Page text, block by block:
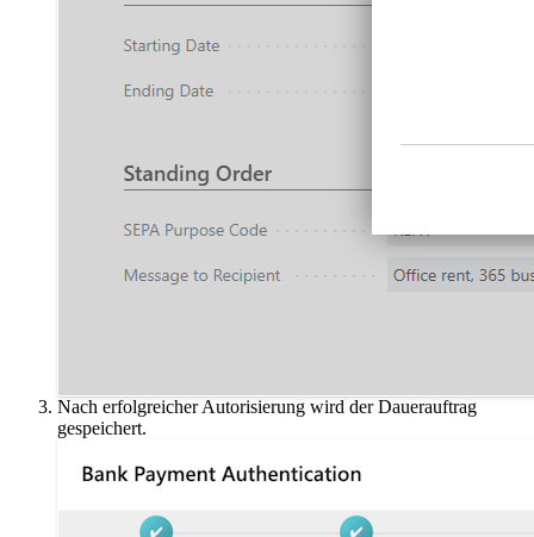
Nach erfolgreicher Autorisierung wird der Dauerauftrag
gespeichert.